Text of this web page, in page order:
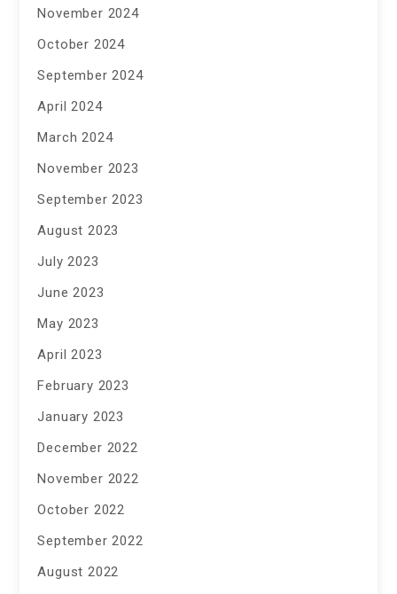
November 2024
October 2024
September 2024
April 2024
March 2024
November 2023
September 2023
August 2023
July 2023
June 2023
May 2023
April 2023
February 2023
January 2023
December 2022
November 2022
October 2022
September 2022
August 2022